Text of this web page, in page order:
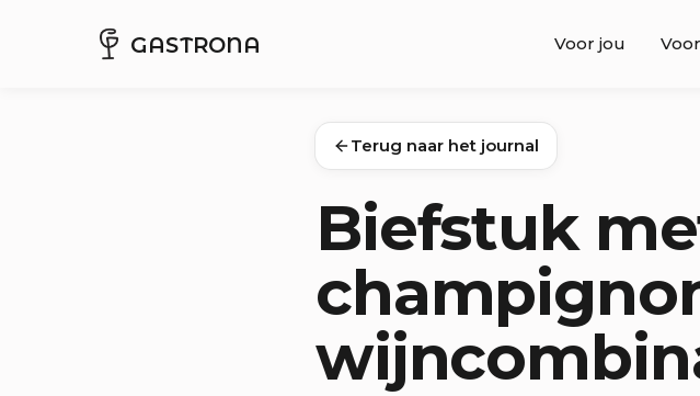
GASTRONA Voor jou
Terug naar het journal
Biefstuk